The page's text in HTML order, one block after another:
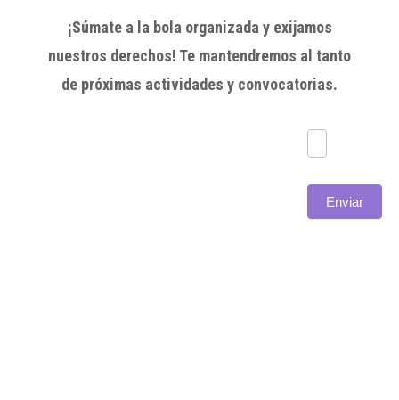
¡Súmate a la bola organizada y exijamos
nuestros derechos! Te mantendremos al tanto
de próximas actividades y convocatorias.
Subscríbete
Enviar